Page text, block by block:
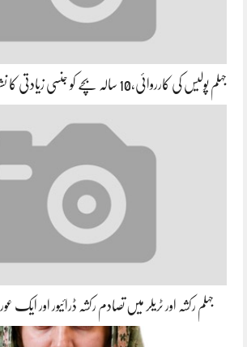
جہلم پولیس کی کارروائی،10 سالہ بچے کو جنسی زیادتی کا نشانہ بنانے والا ملزم…
جہلم رکشہ اور ٹریلر میں تصادم رکشہ ڈرائیور اور ایک